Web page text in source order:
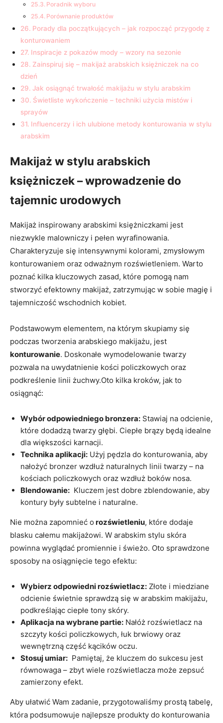
Poradnik wyboru
Porównanie‌ produktów
Porady‌ dla‍ początkujących – jak‌ rozpocząć‍ przygodę z
konturowaniem
Inspiracje ​z pokazów⁣ mody – ‌wzory‌ na sezonie
Zainspiruj się – makijaż arabskich księżniczek na co
dzień
Jak osiągnąć trwałość ​makijażu w stylu ‍arabskim
Świetliste⁣ wykończenie – techniki użycia mistów i
sprayów
Influencerzy ‍i ⁤ich ulubione metody‍ konturowania w stylu
arabskim
Makijaż w stylu arabskich
księżniczek – wprowadzenie do
tajemnic urodowych
Makijaż inspirowany ⁤arabskimi księżniczkami ‍jest
niezwykle malowniczy i pełen⁤ wyrafinowania.
‌Charakteryzuje się⁣ intensywnymi⁣ kolorami, zmysłowym
konturowaniem​ oraz⁤ odważnym rozświetleniem. Warto
poznać kilka ‍kluczowych zasad, które pomogą‍ nam
stworzyć ⁣efektowny makijaż, zatrzymując w sobie magię i⁢
tajemniczość wschodnich kobiet.
Podstawowym elementem, na którym skupiamy się
podczas ⁤tworzenia arabskiego ⁤makijażu, ‍jest
konturowanie. Doskonałe wymodelowanie ​twarzy
pozwala na uwydatnienie ‍kości policzkowych oraz
podkreślenie linii żuchwy.Oto⁣ kilka ⁢kroków, jak to‍
osiągnąć:
Wybór odpowiedniego bronzera: Stawiaj ​na odcienie,
które dodadzą twarzy głębi.​ Ciepłe brązy​ będą idealne
dla większości karnacji.
Technika aplikacji: Użyj pędzla do konturowania, aby
nałożyć ⁤bronzer wzdłuż naturalnych​ linii twarzy – na
kościach policzkowych oraz wzdłuż boków nosa.
Blendowanie: ‌ Kluczem‍ jest dobre zblendowanie, aby
kontury były⁤ subtelne i ⁤naturalne.
Nie można zapomnieć‍ o ⁢rozświetleniu, ​które​ dodaje
blasku ⁤całemu makijażowi. W⁢ arabskim​ stylu skóra
powinna wyglądać⁣ promiennie ‍i świeżo. Oto sprawdzone
‌sposoby ‍na osiągnięcie tego efektu:
Wybierz odpowiedni rozświetlacz: Złote i miedziane
odcienie ‌świetnie sprawdzą się ‌w arabskim makijażu,
podkreślając ciepłe tony skóry.
Aplikacja na wybrane partie: Nałóż rozświetlacz na
szczyty kości policzkowych, łuk brwiowy oraz
‌wewnętrzną część kącików oczu.
Stosuj umiar: ​ Pamiętaj, że⁢ kluczem do‍ sukcesu jest
równowaga – ⁤zbyt⁢ wiele ⁣rozświetlacza może zepsuć
zamierzony ​efekt.
Aby ułatwić Wam zadanie, przygotowaliśmy prostą tabelę,⁤
która podsumowuje ⁤najlepsze produkty do konturowania